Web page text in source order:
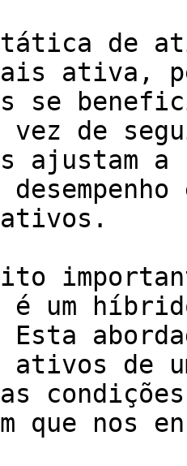
tática de
ativa,
se
vez de
ajustam a
um
ativos de
que nos